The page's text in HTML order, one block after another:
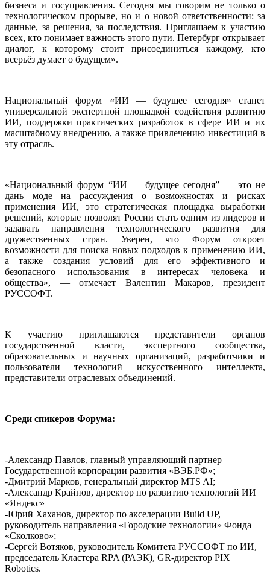
бизнеса и госуправления. Сегодня мы говорим не только о
технологическом прорыве, но и о новой ответственности: за
данные, за решения, за последствия. Приглашаем к участию
всех, кто понимает важность этого пути. Петербург открывает
диалог, к которому стоит присоединиться каждому, кто
всерьёз думает о будущем».
Национальный форум «ИИ — будущее сегодня» станет
универсальной экспертной площадкой содействия развитию
ИИ, поддержки практических разработок в сфере ИИ и их
масштабному внедрению, а также привлечению инвестиций в
эту отрасль.
«Национальный форум “ИИ — будущее сегодня” — это не
дань моде на рассуждения о возможностях и рисках
применения ИИ, это стратегическая площадка выработки
решений, которые позволят России стать одним из лидеров и
задавать направления технологического развития для
дружественных стран. Уверен, что Форум откроет
возможности для поиска новых подходов к применению ИИ,
а также создания условий для его эффективного и
безопасного использования в интересах человека и
общества», — отмечает Валентин Макаров, президент
РУССОФТ.
К участию приглашаются представители органов
государственной власти, экспертного сообщества,
образовательных и научных организаций, разработчики и
пользователи технологий искусственного интеллекта,
представители отраслевых объединений.
Среди спикеров Форума:
-Александр Павлов, главный управляющий партнер
Государственной корпорации развития «ВЭБ.РФ»;
-Дмитрий Марков, генеральный директор MTS AI;
-Александр Крайнов, директор по развитию технологий ИИ
«Яндекс»
-Юрий Хаханов, директор по акселерации Build UP,
руководитель направления «Городские технологии» Фонда
«Сколково»;
-Сергей Вотяков, руководитель Комитета РУССОФТ по ИИ,
председатель Кластера RPA (РАЭК), GR-директор PIX
Robotics.